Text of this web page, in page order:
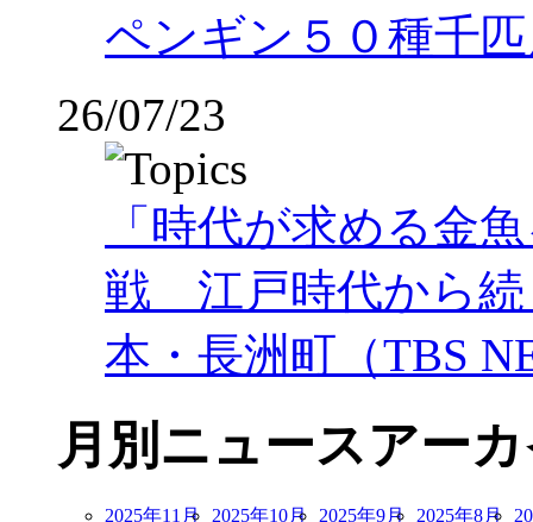
ペンギン５０種千
26/07/23
「時代が求める金
戦 江戸時代から
本・長洲町（TBS
月別ニュースアー
2025年11月 2025年10月 2025年9月 2025年8月